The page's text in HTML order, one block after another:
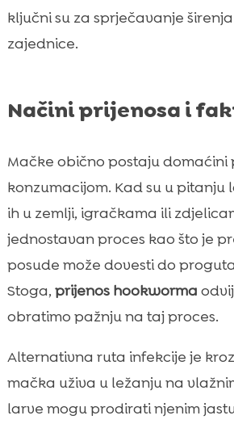
ključni su za sprječavanje
zajednice.
Načini prijenosa i
Mačke obično postaju domaćini
konzumacijom. Kad su u pitanju
ih u zemlji, igračkama ili
jednostavan proces kao što je
posude može dovesti do
Stoga, prijenos hookworma
obratimo pažnju na taj proces.
Alternativna ruta infekcije je
mačka uživa u ležanju na
larve mogu prodirati njenim